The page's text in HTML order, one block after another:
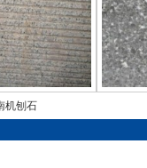
机刨石